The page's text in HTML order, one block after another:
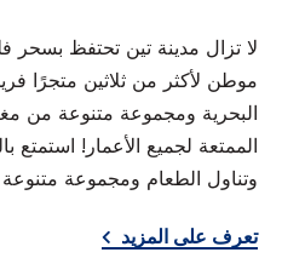
لا تزال مدينة تين تحتفظ بسحر
موطن لأكثر من ثلاثين متجرًا
البحرية ومجموعة متنوعة من
الممتعة لجميع الأعمار! استمتع
وتناول الطعام ومجموعة متنوعة
تعرف على المزيد